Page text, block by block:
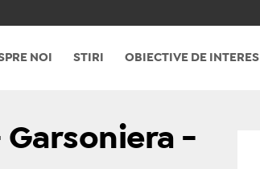
NOI STIRI OBIECTIVE DE INTERES
-